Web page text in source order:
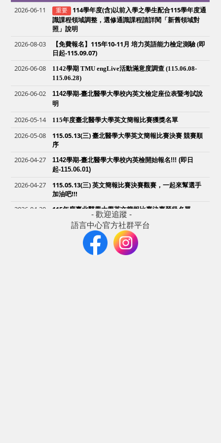
2026-06-11
重要
114學年度(含)以前入學之學生配合115學年度通
識課程領域調整，選修通識課程請詳閱「新舊領域對
照」說明
2026-08-03
【免費報名】115年10-11月 培力英語能力檢定測驗 (即
日起-115.09.07)
2026-06-08
1142學期 TMU engLive活動滿意度調查 (115.06.08-
115.06.28)
2026-06-02 1142學期-臺北醫學大學校內英文檢定座位表暨考試說
明
2026-05-14 115年度臺北醫學大學英文簡報比賽獲獎名單
2026-05-08
115.05.13(三) 臺北醫學大學英文簡報比賽決賽 競賽順
序
2026-04-27
1142學期-臺北醫學大學校內英檢開始報名!!! (即日
起-115.06.01)
2026-04-27
115.05.13(三) 英文簡報比賽決賽觀賽，一起來幫選手
加油吧!!!
2026-04-20
115年度臺北醫學大學英文簡報比賽決賽晉級名單
- 歡迎追蹤 -
語言中心官方社群平台